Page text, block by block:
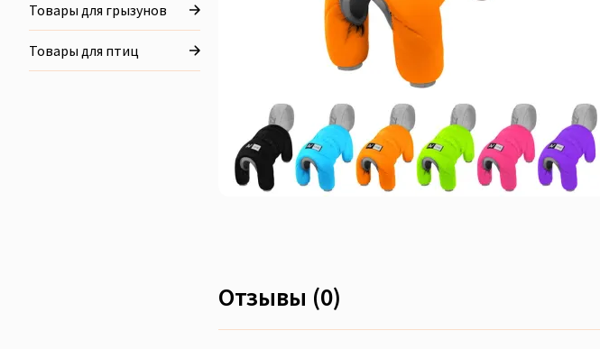
Товары для грызунов
Товары для птиц
Отзывы (0)